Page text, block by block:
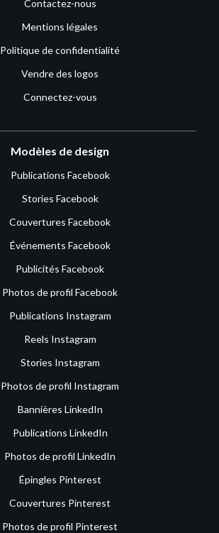
Contactez-nous
Mentions légales
Politique de confidentialité
Vendre des logos
Connectez-vous
Modèles de design
Publications Facebook
Stories Facebook
Couvertures Facebook
Événements Facebook
Publicités Facebook
Photos de profil Facebook
Publications Instagram
Reels Instagram
Stories Instagram
Photos de profil Instagram
Bannières LinkedIn
Publications LinkedIn
Photos de profil LinkedIn
Épingles Pinterest
Couvertures Pinterest
Photos de profil Pinterest